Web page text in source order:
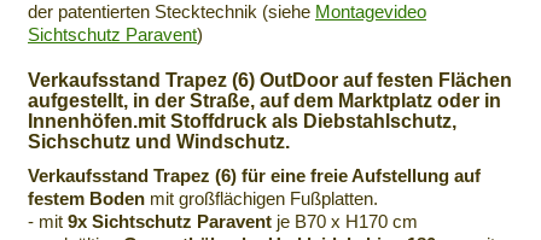
der patentierten Stecktechnik (siehe Montagevideo
Sichtschutz Paravent)
Verkaufsstand Trapez (6) OutDoor auf festen Flächen
aufgestellt, in der Straße, auf dem Marktplatz oder in
Innenhöfen.mit Stoffdruck als Diebstahlschutz,
Sichschutz und Windschutz.
Verkaufsstand Trapez (6) für eine freie Aufstellung auf
festem Boden mit großflächigen Fußplatten.
- mit 9x Sichtschutz Paravent je B70 x H170 cm